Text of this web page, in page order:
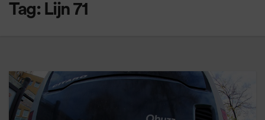
Tag: Lijn 71